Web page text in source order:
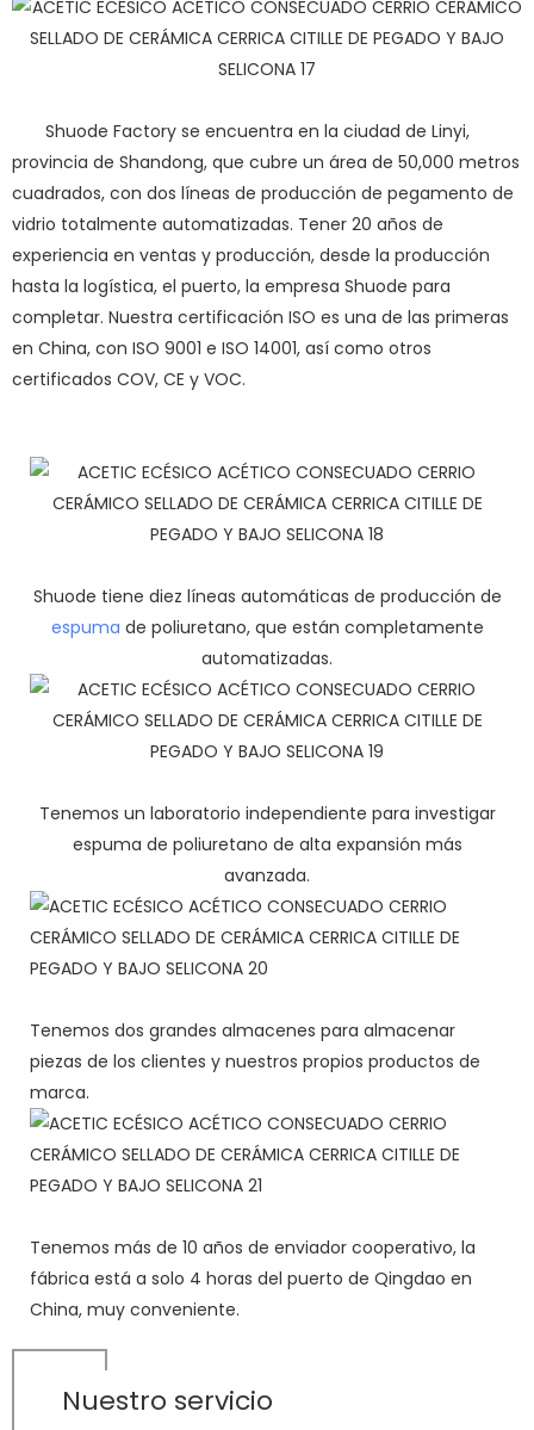
Shuode Factory se encuentra en la ciudad de Linyi,
provincia de Shandong, que cubre un área de 50,000 metros
cuadrados, con dos líneas de producción de pegamento de
vidrio totalmente automatizadas. Tener 20 años de
experiencia en ventas y producción, desde la producción
hasta la logística, el puerto, la empresa Shuode para
completar. Nuestra certificación ISO es una de las primeras
en China, con ISO 9001 e ISO 14001, así como otros
certificados COV, CE y VOC.
Shuode tiene diez líneas automáticas de producción de
espuma de poliuretano, que están completamente
automatizadas.
Tenemos un laboratorio independiente para investigar
espuma de poliuretano de alta expansión más
avanzada.
Tenemos dos grandes almacenes para almacenar
piezas de los clientes y nuestros propios productos de
marca.
Tenemos más de 10 años de enviador cooperativo, la
fábrica está a solo 4 horas del puerto de Qingdao en
China, muy conveniente.
Nuestro servicio